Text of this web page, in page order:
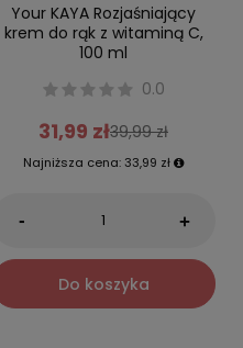
Your KAYA Rozjaśniający
krem do rąk z witaminą C,
100 ml
0.0
31,99 zł39,99 zł
Najniższa cena: 33,99 zł
- +
Do koszyka